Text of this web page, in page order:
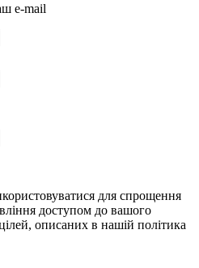
e-mail
для спрощення
доступом до вашого
описаних в нашій політика